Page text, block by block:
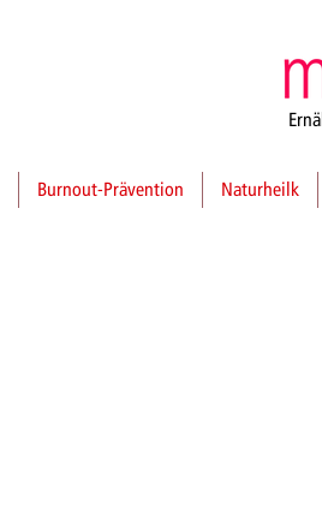
Burnout-Prävention Naturheilk